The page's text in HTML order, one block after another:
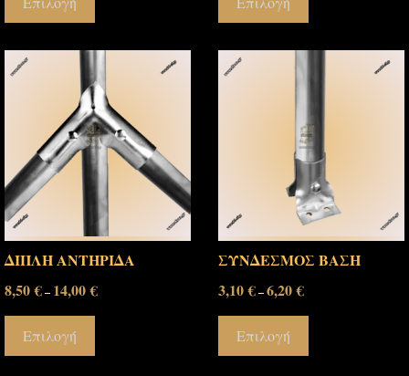
ΔΙΠΛΗ ΑΝΤΗΡΙΔΑ
8,50€– 14,00€
Επιλογή
ΣΥΝΔΕΣΜΟΣ ΒΑΣΗ
3,10€–6,20€
Επιλογή